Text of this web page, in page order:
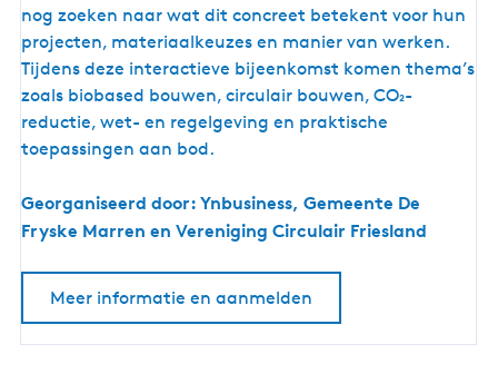
a
f
e
l
:
C
r
c
l
nog zoeken naar wat dit concreet betekent voor hun
projecten, materiaalkeuzes en manier van werken.
Tijdens deze interactieve bijeenkomst komen thema’s
zoals biobased bouwen, circulair bouwen, CO₂-
reductie, wet- en regelgeving en praktische
toepassingen aan bod.
Georganiseerd door: Ynbusiness, Gemeente De
Fryske Marren en Vereniging Circulair Friesland
Meer informatie en aanmelden